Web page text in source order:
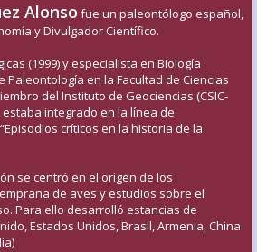
Alonso fue un paleontólogo español,
y Divulgador Científico.
(1999) y especialista en Biología
en la Facultad de Ciencias
del Instituto de Geociencias (CSIC-
estaba integrado en la línea de
críticos en la historia de la
se centró en el origen de los
de aves y estudios sobre el
Para ello desarrolló estancias de
Estados Unidos, Brasil, Armenia, China